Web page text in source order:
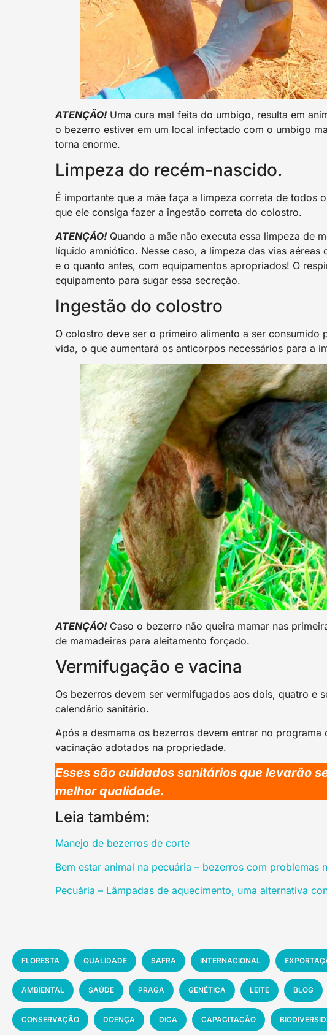
ATENÇÃO! Uma cura mal feita do umbigo, resulta em
o bezerro estiver em um local infectado com o umbigo
torna enorme.
Limpeza do recém-nascido.
É importante que a mãe faça a limpeza correta de todos
que ele consiga fazer a ingestão correta do colostro.
ATENÇÃO! Quando a mãe não executa essa limpeza de
líquido amniótico. Nesse caso, a limpeza das vias
e o quanto antes, com equipamentos apropriados! O
equipamento para sugar essa secreção.
Ingestão do colostro
O colostro deve ser o primeiro alimento a ser consumido
vida, o que aumentará os anticorpos necessários para a
ATENÇÃO! Caso o bezerro não queira mamar nas
de mamadeiras para aleitamento forçado.
Vermifugação e vacina
Os bezerros devem ser vermifugados aos dois, quatro e
calendário sanitário.
Após a desmama os bezerros devem entrar no
vacinação adotados na propriedade.
Esses são cuidados sanitários que levarão
melhor qualidade.
Leia também:
Manejo de bezerros de corte
Bem estar animal na pecuária – bezerros com problemas
Pecuária – Lâmpadas de aquecimento, uma alternativa
FLORESTA QUALIDADE SAFRA INTERNACIONAL
AMBIENTAL SAÚDE PRAGA GENÉTICA LEITE BLOG
CONSERVAÇÃO DOENÇA DICA CAPACITAÇÃO